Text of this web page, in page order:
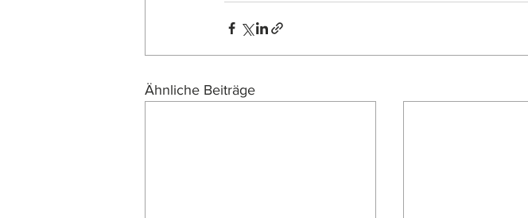
Ähnliche Beiträge